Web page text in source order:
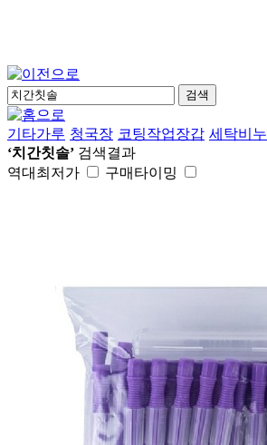
검색
기타가루 청국장 코팅작업장갑 세탁비누
‘치간칫솔’ 검색결과
역대최저가
구매타이밍